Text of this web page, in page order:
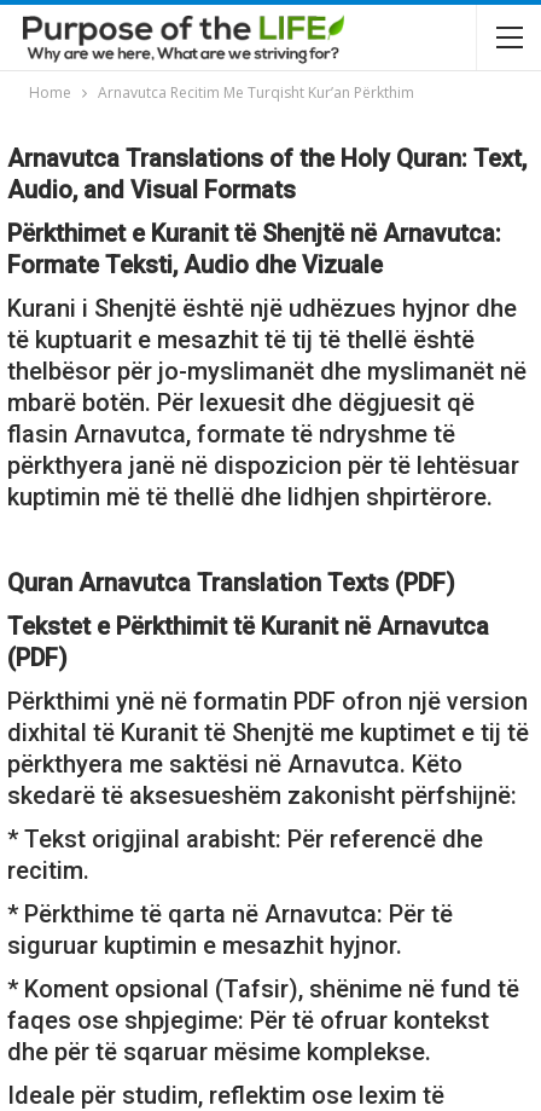
Home Arnavutca Recitim Me Turqisht Kur’an Përkthim
Arnavutca Translations of the Holy Quran: Text,
Audio, and Visual Formats
Përkthimet e Kuranit të Shenjtë në Arnavutca:
Formate Teksti, Audio dhe Vizuale
Kurani i Shenjtë është një udhëzues hyjnor dhe
të kuptuarit e mesazhit të tij të thellë është
thelbësor për jo-myslimanët dhe myslimanët në
mbarë botën. Për lexuesit dhe dëgjuesit që
flasin Arnavutca, formate të ndryshme të
përkthyera janë në dispozicion për të lehtësuar
kuptimin më të thellë dhe lidhjen shpirtërore.
Quran Arnavutca Translation Texts (PDF)
Tekstet e Përkthimit të Kuranit në Arnavutca
(PDF)
Përkthimi ynë në formatin PDF ofron një version
dixhital të Kuranit të Shenjtë me kuptimet e tij të
përkthyera me saktësi në Arnavutca. Këto
skedarë të aksesueshëm zakonisht përfshijnë:
* Tekst origjinal arabisht: Për referencë dhe
recitim.
* Përkthime të qarta në Arnavutca: Për të
siguruar kuptimin e mesazhit hyjnor.
* Koment opsional (Tafsir), shënime në fund të
faqes ose shpjegime: Për të ofruar kontekst
dhe për të sqaruar mësime komplekse.
Ideale për studim, reflektim ose lexim të